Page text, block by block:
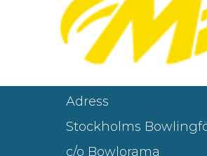
Adress
Stockholms
c/o Bowlorama